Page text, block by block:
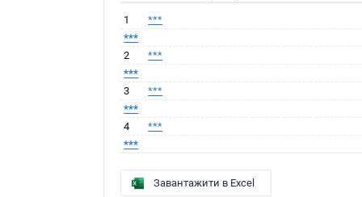
1
***
***
2
***
***
3
***
***
4
***
***
Завантажити в Excel